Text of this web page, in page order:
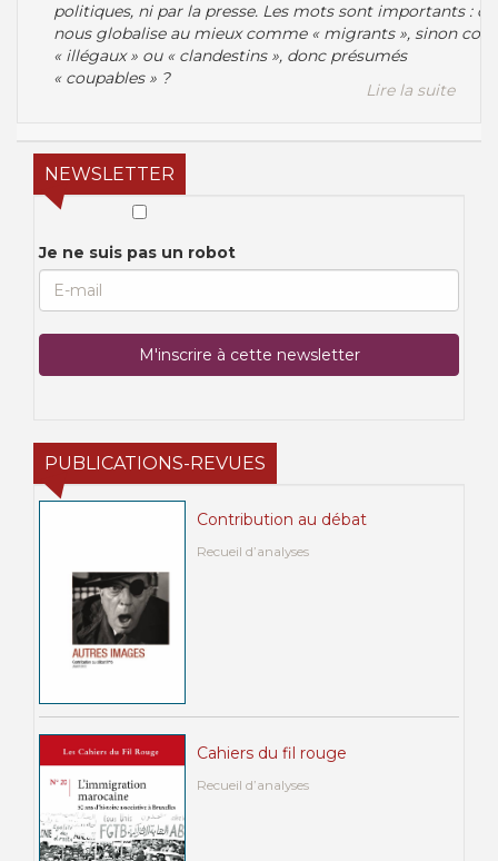
politiques, ni par la presse. Les mots sont importants : on
nous globalise au mieux comme « migrants », sinon
« illégaux » ou « clandestins », donc présumés
« coupables » ?
Lire la suite
NEWSLETTER
Je ne suis pas un robot
PUBLICATIONS-REVUES
Contribution au débat
Recueil d’analyses
Cahiers du fil rouge
Recueil d’analyses